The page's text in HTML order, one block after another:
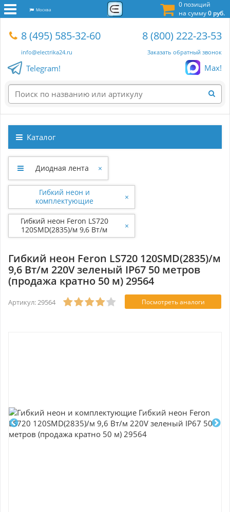
0 позиций
на сумму0 руб.
Москва
8 (495) 585-32-60
info@electrika24.ru
8 (800) 222-23-53
Заказать обратный звонок
Telegram! Max!
Каталог
Диодная лента ×
Гибкий неон и
комплектующие
×
Гибкий неон Feron LS720
120SMD(2835)/м 9,6 Вт/м
220V зеленый IP67 50
м) 29564
×
Гибкий неон Feron LS720 120SMD(2835)/м
9,6 Вт/м 220V зеленый IP67 50 метров
(продажа кратно 50 м) 29564
Артикул: 29564 Посмотреть аналоги